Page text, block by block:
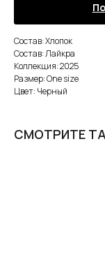
Состав: Хлопок
Состав: Лайкра
Коллекция: 2025
Размер: One size
Цвет: Черный
СМОТРИТЕ